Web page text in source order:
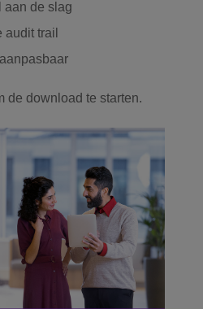
aan de slag
audit trail
de download te starten.